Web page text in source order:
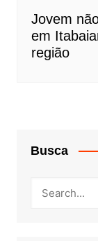
Jovem
em
região
Busca